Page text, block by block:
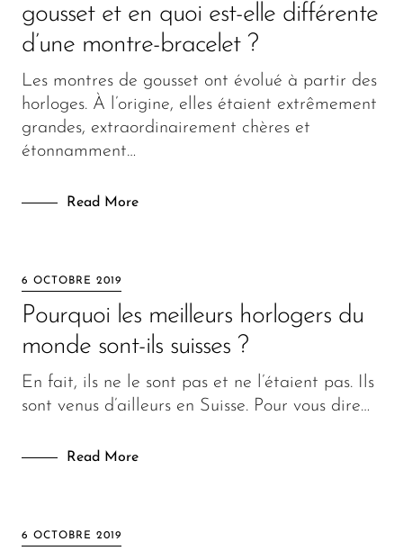
gousset et en quoi est-elle différente
d’une montre-bracelet ?
Les montres de gousset ont évolué à partir des
horloges. À l’origine, elles étaient extrêmement
grandes, extraordinairement chères et
étonnamment…
Read More
6 OCTOBRE 2019
Pourquoi les meilleurs horlogers du
monde sont-ils suisses ?
En fait, ils ne le sont pas et ne l’étaient pas. Ils
sont venus d’ailleurs en Suisse. Pour vous dire…
Read More
6 OCTOBRE 2019